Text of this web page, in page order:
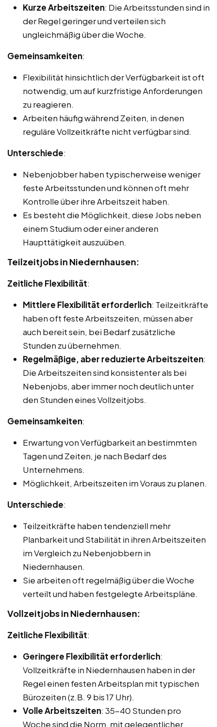
Kurze Arbeitszeiten: Die Arbeitsstunden sind in
der Regel geringer und verteilen sich
ungleichmäßig über die Woche.
Gemeinsamkeiten:
Flexibilität hinsichtlich der Verfügbarkeit ist oft
notwendig, um auf kurzfristige Anforderungen
zu reagieren.
Arbeiten häufig während Zeiten, in denen
reguläre Vollzeitkräfte nicht verfügbar sind.
Unterschiede:
Nebenjobber haben typischerweise weniger
feste Arbeitsstunden und können oft mehr
Kontrolle über ihre Arbeitszeit haben.
Es besteht die Möglichkeit, diese Jobs neben
einem Studium oder einer anderen
Haupttätigkeit auszuüben.
Teilzeitjobs in Niedernhausen:
Zeitliche Flexibilität:
Mittlere Flexibilität erforderlich: Teilzeitkräfte
haben oft feste Arbeitszeiten, müssen aber
auch bereit sein, bei Bedarf zusätzliche
Stunden zu übernehmen.
Regelmäßige, aber reduzierte Arbeitszeiten:
Die Arbeitszeiten sind konsistenter als bei
Nebenjobs, aber immer noch deutlich unter
den Stunden eines Vollzeitjobs.
Gemeinsamkeiten:
Erwartung von Verfügbarkeit an bestimmten
Tagen und Zeiten, je nach Bedarf des
Unternehmens.
Möglichkeit, Arbeitszeiten im Voraus zu planen.
Unterschiede:
Teilzeitkräfte haben tendenziell mehr
Planbarkeit und Stabilität in ihren Arbeitszeiten
im Vergleich zu Nebenjobbern in
Niedernhausen.
Sie arbeiten oft regelmäßig über die Woche
verteilt und haben festgelegte Arbeitspläne.
Vollzeitjobs in Niedernhausen:
Zeitliche Flexibilität:
Geringere Flexibilität erforderlich:
Vollzeitkräfte in Niedernhausen haben in der
Regel einen festen Arbeitsplan mit typischen
Bürozeiten (z.B. 9 bis 17 Uhr).
Volle Arbeitszeiten: 35-40 Stunden pro
Woche sind die Norm, mit gelegentlicher